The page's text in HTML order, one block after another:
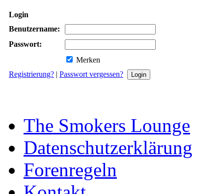
Login
Benutzername:
Passwort:
Merken
Registrierung? | Passwort vergessen?
The Smokers Lounge
Datenschutzerklärung
Forenregeln